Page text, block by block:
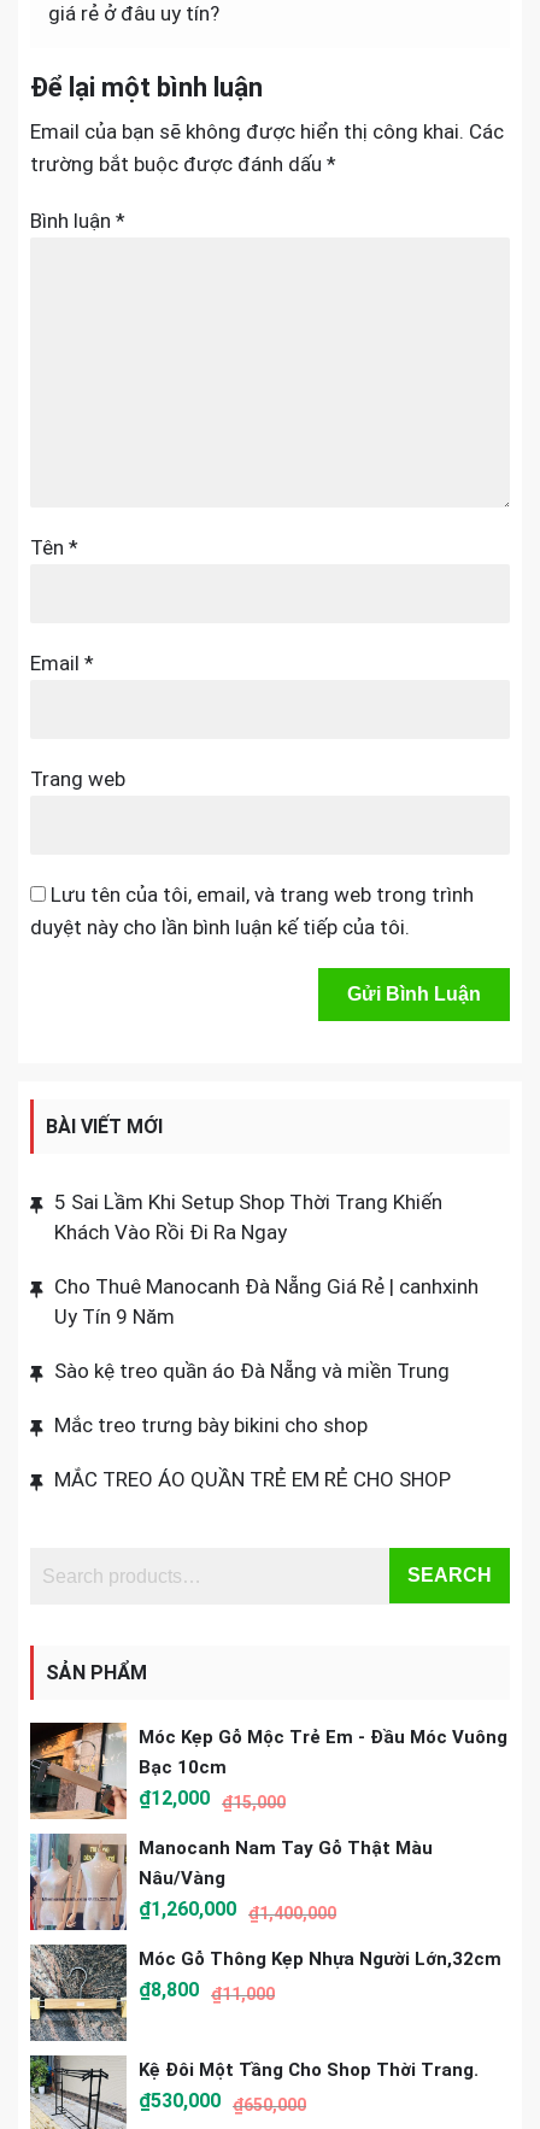
giá rẻ ở đâu uy tín?
Để lại một bình luận
Email của bạn sẽ không được hiển thị công khai. Các
trường bắt buộc được đánh dấu *
Bình luận *
Tên *
Email *
Trang web
Lưu tên của tôi, email, và trang web trong trình
duyệt này cho lần bình luận kế tiếp của tôi.
BÀI VIẾT MỚI
5 Sai Lầm Khi Setup Shop Thời Trang Khiến
Khách Vào Rồi Đi Ra Ngay
Cho Thuê Manocanh Đà Nẵng Giá Rẻ | canhxinh
Uy Tín 9 Năm
Sào kệ treo quần áo Đà Nẵng và miền Trung
Mắc treo trưng bày bikini cho shop
MẮC TREO ÁO QUẦN TRẺ EM RẺ CHO SHOP
SEARCH
SẢN PHẨM
Móc Kẹp Gỗ Mộc Trẻ Em - Đầu Móc Vuông
Bạc 10cm
₫15,000
₫12,000
Manocanh Nam Tay Gỗ Thật Màu
Nâu/vàng
₫1,400,000
₫1,260,000
Móc Gỗ Thông Kẹp Nhựa Người Lớn,32cm
₫11,000
₫8,800
Kệ Đôi Một Tầng Cho Shop Thời Trang.
₫650,000
₫530,000